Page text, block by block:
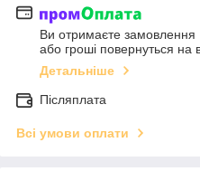
Ви отримаєте замовлення
або гроші повернуться на
Детальніше
Післяплата
Всі умови оплати